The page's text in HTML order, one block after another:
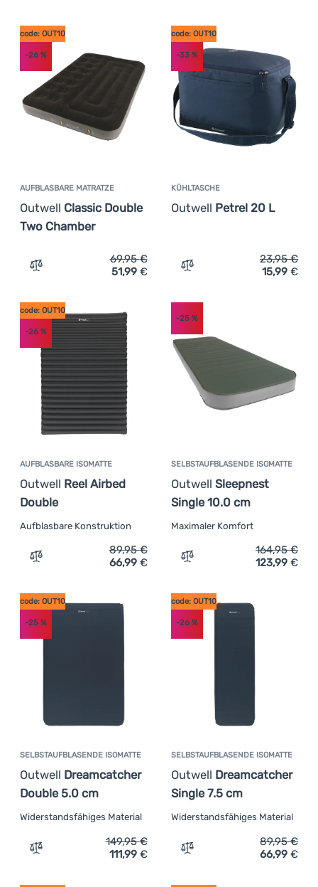
AUFBLASBARE MATRATZE
Outwell Classic Double
Two Chamber
code: OUT10
-26 %
Zum Vergleich 'Aufblasbare Matratze Outwell Classic
69,95€
51,99 €
KÜHLTASCHE
Outwell Petrel 20 L
code: OUT10
-33%
Zum Vergleich
23,95€
15,99 €
AUFBLASBARE ISOMATTE
Outwell Reel Airbed
Double
code: OUT10
-26 %
Aufblasbare Konstruktion
Zum Vergleich 'Aufblasbare Isomatte Outwell Reel
89,95€
66,99 €
SELBSTAUFBLASENDE ISOMATTE
Outwell Sleepnest
Single 10.0 cm
-25%
Maximaler Komfort
Zum Vergleich
164,95€
123,99 €
SELBSTAUFBLASENDE ISOMATTE
Outwell Dreamcatcher
Double 5.0 cm
code: OUT10
-25 %
Widerstandsfähiges Material
Zum Vergleich 'Selbstaufblasende Isomatte Outwell
149,95€
111,99 €
SELBSTAUFBLASENDE ISOMATTE
Outwell Dreamcatcher
Single 7.5 cm
code: OUT10
-26%
Widerstandsfähiges Material
Zum Vergleich
89,95€
66,99 €